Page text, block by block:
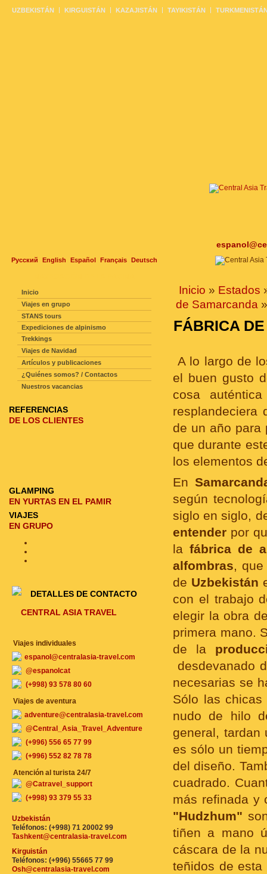
Русский English Español Français Deutsch
UZBEKISTÁN KIRGUISTÁN KAZAJISTÁN TAYIKISTÁN
Inicio » Estados
de Samarcanda
FÁBRICA
A lo largo de
el buen gusto
cosa
resplandeciera
de un año
que durante
los elementos
En
según
siglo en siglo,
entender por
la fábrica de
alfombras,
de Uzbekistán
con el trabajo
elegir la obra
primera mano.
de la
desdevanado
necesarias se
Sólo las
nudo de hilo
general, tardan
es sólo un
del diseño.
cuadrado.
más refinada y
"Hudzhum"
tiñen a mano
cáscara de la
teñidos de
Inicio
Viajes en grupo
STANS tours
Expediciones de alpinismo
Trekkings
Viajes de Navidad
Artículos y publicaciones
¿Quiénes somos? / Contactos
Nuestros vacancias
REFERENCIAS
DE LOS CLIENTES
GLAMPING
EN YURTAS EN EL PAMIR
VIAJES
EN GRUPO
DETALLES DE CONTACTO
CENTRAL ASIA TRAVEL
Viajes individuales
espanol@centralasia-travel.com
@espanolcat
(+998) 93 578 80 60
Viajes de aventura
adventure@centralasia-travel.com
@Central_Asia_Travel_Adventure
(+996) 556 65 77 99
(+996) 552 82 78 78
Atención al turista 24/7
@Catravel_support
(+998) 93 379 55 33
Uzbekistán
Teléfonos: (+998) 71 20002 99
Tashkent@centralasia-travel.com
Kirguistán
Teléfonos: (+996) 55665 77 99
Osh@centralasia-travel.com